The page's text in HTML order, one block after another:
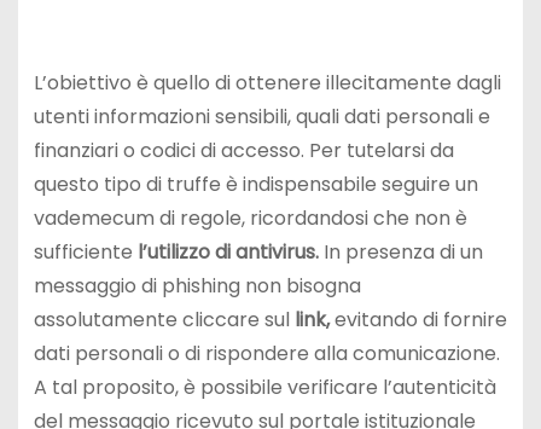
L’obiettivo è quello di ottenere illecitamente dagli
utenti informazioni sensibili, quali dati personali e
finanziari o codici di accesso. Per tutelarsi da
questo tipo di truffe è indispensabile seguire un
vademecum di regole, ricordandosi che non è
sufficiente l’utilizzo di antivirus. In presenza di un
messaggio di phishing non bisogna
assolutamente cliccare sul link,evitando di fornire
dati personali o di rispondere alla comunicazione.
A tal proposito, è possibile verificare l’autenticità
del messaggio ricevuto sul portale istituzionale